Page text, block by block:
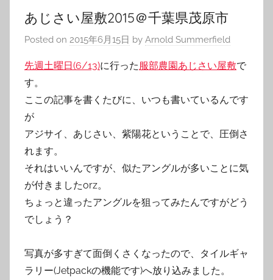
あじさい屋敷2015＠千葉県茂原市
Posted on 2015年6月15日 by Arnold Summerfield
先週土曜日(6/13)に行った服部農園あじさい屋敷で
す。
ここの記事を書くたびに、いつも書いているんです
が
アジサイ、あじさい、紫陽花ということで、圧倒さ
れます。
それはいいんですが、似たアングルが多いことに気
が付きましたorz。
ちょっと違ったアングルを狙ってみたんですがどう
でしょう？
写真が多すぎて面倒くさくなったので、タイルギャ
ラリー(Jetpackの機能です)へ放り込みました。